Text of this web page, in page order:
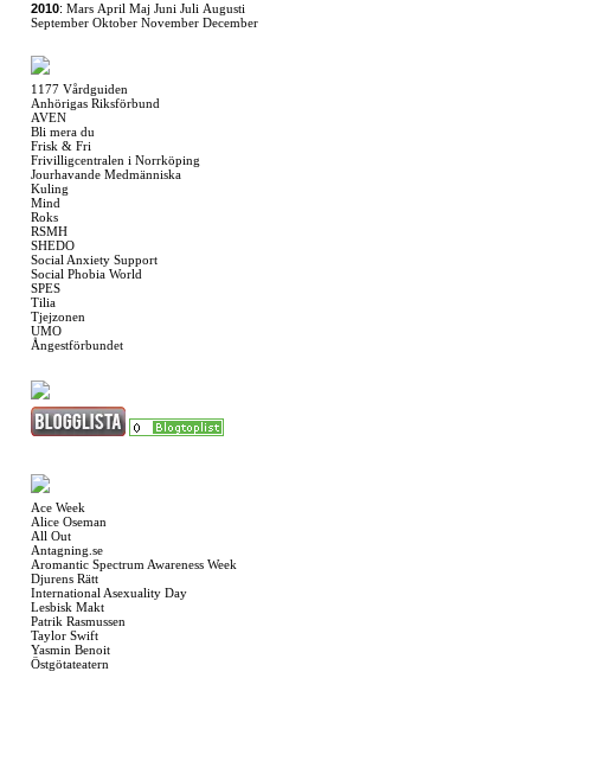
2010: Mars April Maj Juni Juli Augusti
September Oktober November December
1177 Vårdguiden
Anhörigas Riksförbund
AVEN
Bli mera du
Frisk & Fri
Frivilligcentralen i Norrköping
Jourhavande Medmänniska
Kuling
Mind
Roks
RSMH
SHEDO
Social Anxiety Support
Social Phobia World
SPES
Tilia
Tjejzonen
UMO
Ångestförbundet
Ace Week
Alice Oseman
All Out
Antagning.se
Aromantic Spectrum Awareness Week
Djurens Rätt
International Asexuality Day
Lesbisk Makt
Patrik Rasmussen
Taylor Swift
Yasmin Benoit
Östgötateatern